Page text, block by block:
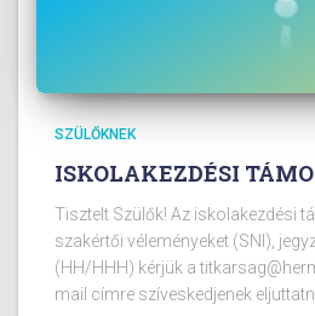
SZÜLŐKNEK
ISKOLAKEZDÉSI
Tisztelt Szülők! Az iskolakezdési
szakértői véleményeket (SNI),
(HH/HHH) kérjük a
mail címre szíveskedjenek